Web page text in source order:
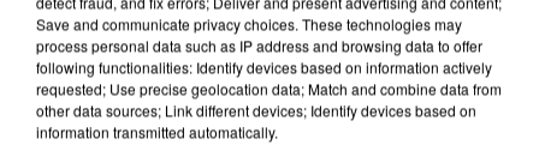
Save and communicate privacy choices. These technologies may
process personal data such as IP address and browsing data to offer
following functionalities: Identify devices based on information actively
requested; Use precise geolocation data; Match and combine data from
other data sources; Link different devices; Identify devices based on
information transmitted automatically.